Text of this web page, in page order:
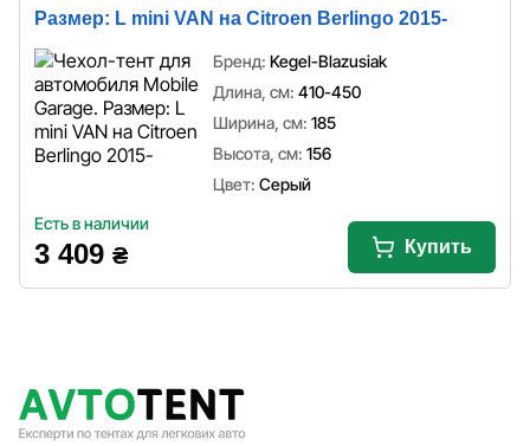
Размер: L mini VAN на Citroen Berlingo 2015-
Бренд: Kegel-Blazusiak
Длина, см: 410-450
Ширина, см: 185
Высота, см: 156
Цвет: Серый
Есть в наличии
3 409 ₴ Купить